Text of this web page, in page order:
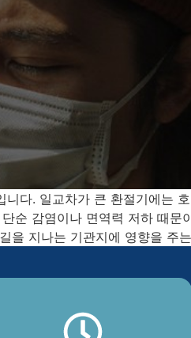
다. 일교차가 큰 환절기에는
순 감염이나 면역력 저하 때
을 지나는 기관지에 영향을